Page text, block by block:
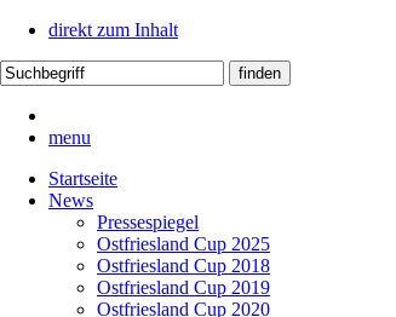
direkt zum Inhalt
menu
Startseite
News
Pressespiegel
Ostfriesland Cup 2025
Ostfriesland Cup 2018
Ostfriesland Cup 2019
Ostfriesland Cup 2020